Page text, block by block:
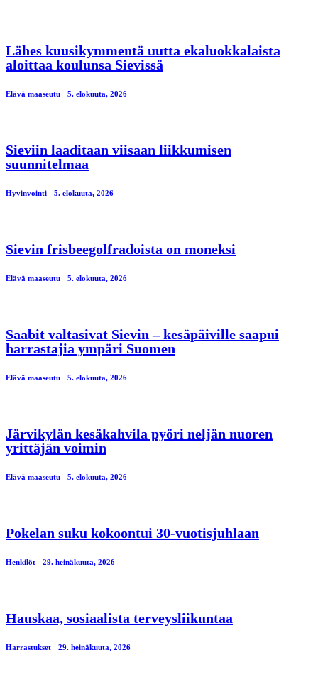
Lähes kuusikymmentä uutta ekaluokkalaista
aloittaa koulunsa Sievissä
Elävä maaseutu 5. elokuuta, 2026
Sieviin laaditaan viisaan liikkumisen
suunnitelmaa
Hyvinvointi 5. elokuuta, 2026
Sievin frisbeegolfradoista on moneksi
Elävä maaseutu 5. elokuuta, 2026
Saabit valtasivat Sievin – kesäpäiville saapui
harrastajia ympäri Suomen
Elävä maaseutu 5. elokuuta, 2026
Järvikylän kesäkahvila pyöri neljän nuoren
yrittäjän voimin
Elävä maaseutu 5. elokuuta, 2026
Pokelan suku kokoontui 30-vuotisjuhlaan
Henkilöt 29. heinäkuuta, 2026
Hauskaa, sosiaalista terveysliikuntaa
Harrastukset 29. heinäkuuta, 2026